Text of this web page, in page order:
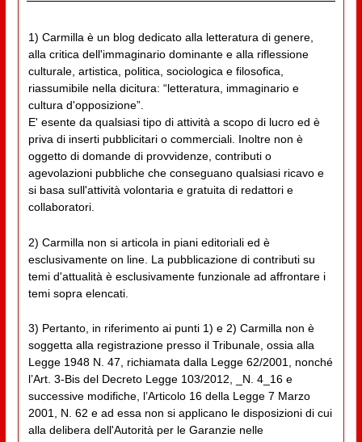
1) Carmilla è un blog dedicato alla letteratura di genere,
alla critica dell'immaginario dominante e alla riflessione
culturale, artistica, politica, sociologica e filosofica,
riassumibile nella dicitura: “letteratura, immaginario e
cultura d'opposizione”.
E' esente da qualsiasi tipo di attività a scopo di lucro ed è
priva di inserti pubblicitari o commerciali. Inoltre non è
oggetto di domande di provvidenze, contributi o
agevolazioni pubbliche che conseguano qualsiasi ricavo e
si basa sull'attività volontaria e gratuita di redattori e
collaboratori.
2) Carmilla non si articola in piani editoriali ed è
esclusivamente on line. La pubblicazione di contributi su
temi d'attualità è esclusivamente funzionale ad affrontare i
temi sopra elencati.
3) Pertanto, in riferimento ai punti 1) e 2) Carmilla non è
soggetta alla registrazione presso il Tribunale, ossia alla
Legge 1948 N. 47, richiamata dalla Legge 62/2001, nonché
l’Art. 3-Bis del Decreto Legge 103/2012, _N. 4_16 e
successive modifiche, l’Articolo 16 della Legge 7 Marzo
2001, N. 62 e ad essa non si applicano le disposizioni di cui
alla delibera dell'Autorità per le Garanzie nelle